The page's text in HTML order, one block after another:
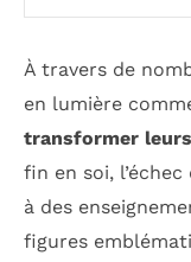
À travers de
en lumière
transformer
fin en soi,
à des
figures